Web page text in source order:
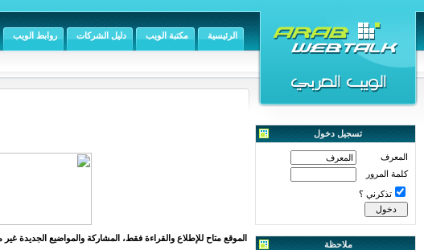
الرئيسية مكتبة الويب دليل الشركات روابط الويب
تسجيل دخول
المعرف
كلمة المرور
تذكرني ؟
ملاحظة
الموقع متاح للإطلاع والقراءة فقط، المشاركة والمواضيع الجديدة غير